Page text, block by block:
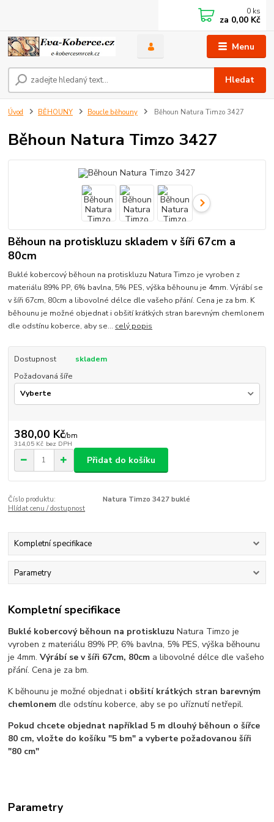
Menu
Hledat
0 ks
za 0,00 Kč
Úvod BĚHOUNY Boucle běhouny Běhoun Natura Timzo 3427
Běhoun Natura Timzo 3427
Běhoun na protiskluzu skladem v šíři 67cm a
80cm
Buklé kobercový běhoun na protiskluzu Natura Timzo je vyroben z
materiálu 89% PP, 6% bavlna, 5% PES, výška běhounu je 4mm. Výrábí se
v šíři 67cm, 80cm a libovolné délce dle vašeho přání. Cena je za bm. K
běhounu je možné objednat i obšití krátkých stran barevným chemlonem
dle odstínu koberce, aby se... celý popis
Dostupnost
skladem
Požadovaná šíře
380,00 Kč/bm
314,05 Kč bez DPH
Přidat do košíku
Číslo produktu:
Natura Timzo 3427 buklé
Hlídat cenu / dostupnost
Kompletní specifikace
Parametry
Kompletní specifikace
Buklé kobercový běhoun na protiskluzu Natura Timzo je
vyroben z materiálu 89% PP, 6% bavlna, 5% PES, výška běhounu
je 4mm.Výrábí se v šíři 67cm, 80cm a libovolné délce dle vašeho
přání. Cena je za bm.
K běhounu je možné objednat i obšití krátkých stran barevným
chemlonem dle odstínu koberce, aby se po uříznutí netřepil.
Pokud chcete objednat například 5 m dlouhý běhoun o šířce
80 cm, vložte do košíku "5 bm" a vyberte požadovanou šíři
"80 cm"
Parametry